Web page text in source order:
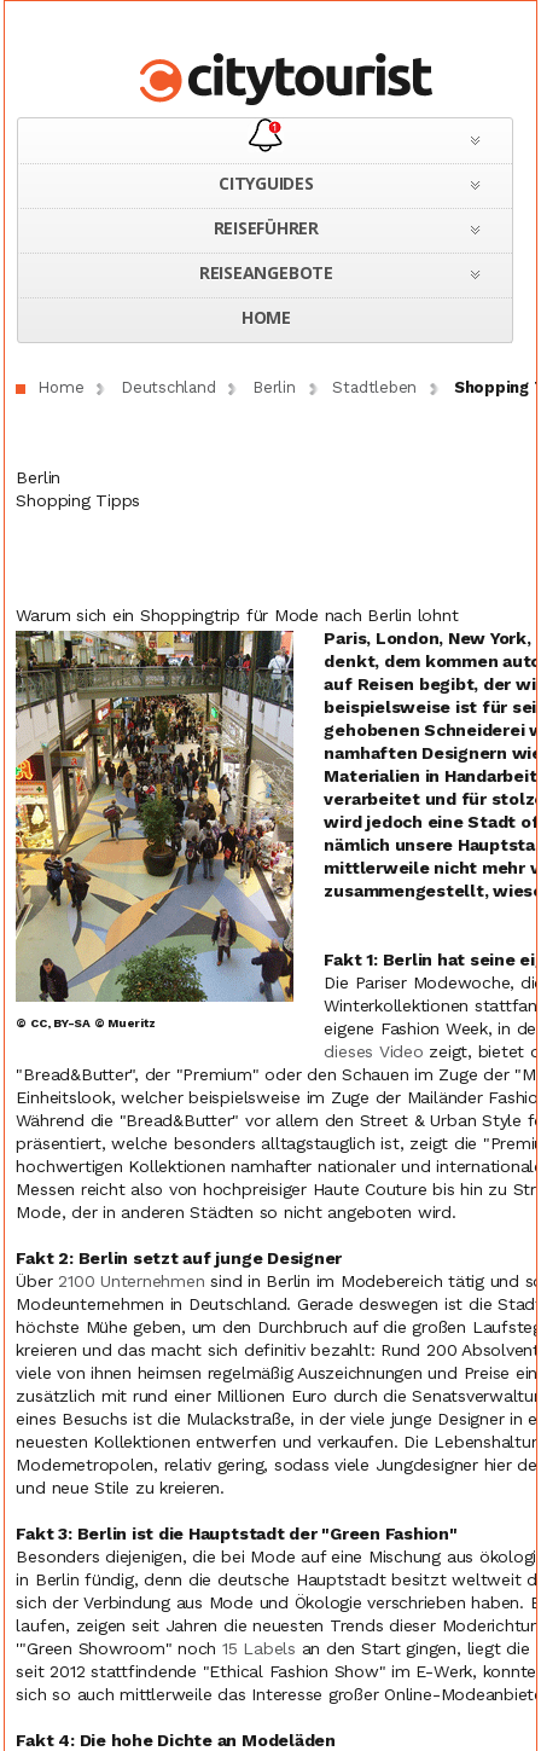
CITYGUIDES
REISEFÜHRER
REISEANGEBOTE
HOME
Home Deutschland Berlin Stadtleben Shopping
Berlin
Shopping Tipps
Warum sich ein Shoppingtrip für Mode nach Berlin lohnt
© CC, BY-SA © Mueritz
Paris, London, New
denkt, dem kommen
auf Reisen begibt, der
beispielsweise ist für
gehobenen Schneiderei
namhaften Designern
Materialien in
verarbeitet und für
wird jedoch eine Stadt
nämlich unsere
mittlerweile nicht mehr
zusammengestellt,
Fakt 1: Berlin hat seine
Die Pariser Modewoche,
Winterkollektionen
eigene Fashion Week, in
dieses Video zeigt, bietet
"Bread&Butter", der "Premium" oder den Schauen im Zuge der
Einheitslook, welcher beispielsweise im Zuge der Mailänder
Während die "Bread&Butter" vor allem den Street & Urban Style
präsentiert, welche besonders alltagstauglich ist, zeigt die
hochwertigen Kollektionen namhafter nationaler und
Messen reicht also von hochpreisiger Haute Couture bis hin zu
Mode, der in anderen Städten so nicht angeboten wird.
Fakt 2: Berlin setzt auf junge Designer
Über 2100 Unternehmen sind in Berlin im Modebereich tätig und
Modeunternehmen in Deutschland. Gerade deswegen ist die
höchste Mühe geben, um den Durchbruch auf die großen
kreieren und das macht sich definitiv bezahlt: Rund 200
viele von ihnen heimsen regelmäßig Auszeichnungen und Preise
zusätzlich mit rund einer Millionen Euro durch die
eines Besuchs ist die Mulackstraße, in der viele junge Designer in
neuesten Kollektionen entwerfen und verkaufen. Die
Modemetropolen, relativ gering, sodass viele Jungdesigner hier
und neue Stile zu kreieren.
Fakt 3: Berlin ist die Hauptstadt der "Green Fashion"
Besonders diejenigen, die bei Mode auf eine Mischung aus
in Berlin fündig, denn die deutsche Hauptstadt besitzt weltweit
sich der Verbindung aus Mode und Ökologie verschrieben
laufen, zeigen seit Jahren die neuesten Trends dieser
'"Green Showroom" noch 15 Labels an den Start gingen, liegt die
seit 2012 stattfindende "Ethical Fashion Show" im E-Werk,
sich so auch mittlerweile das Interesse großer Online-
Fakt 4: Die hohe Dichte an Modeläden